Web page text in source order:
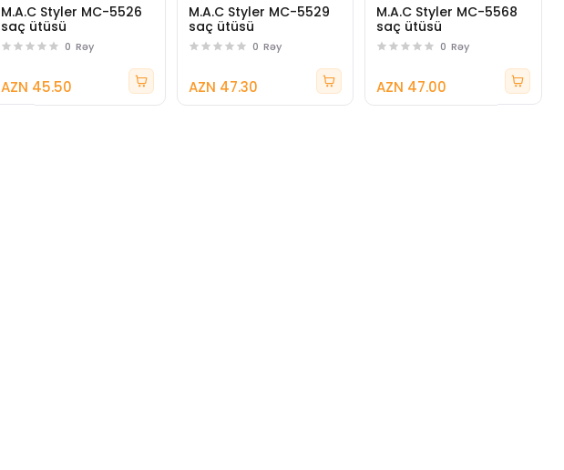
M.A.C Styler MC-5526
saç ütüsü
0 Rəy
AZN 45.50
M.A.C Styler MC-5529
saç ütüsü
0 Rəy
AZN 47.30
M.A.C Styler MC-5568
saç ütüsü
0 Rəy
AZN 47.00